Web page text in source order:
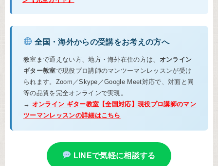
全国・海外からの受講をお考えの方へ
教室まで通えない方、地方・海外在住の方は、 オンライン
ギター教室で現役プロ講師のマンツーマンレッスンが受け
られます。Zoom／Skype／Google Meet対応で、対面と同
等の品質を完全オンラインで実現。
→ オンライン ギター教室【全国対応】現役プロ講師のマン
ツーマンレッスンの詳細はこちら
LINEで気軽に相談する